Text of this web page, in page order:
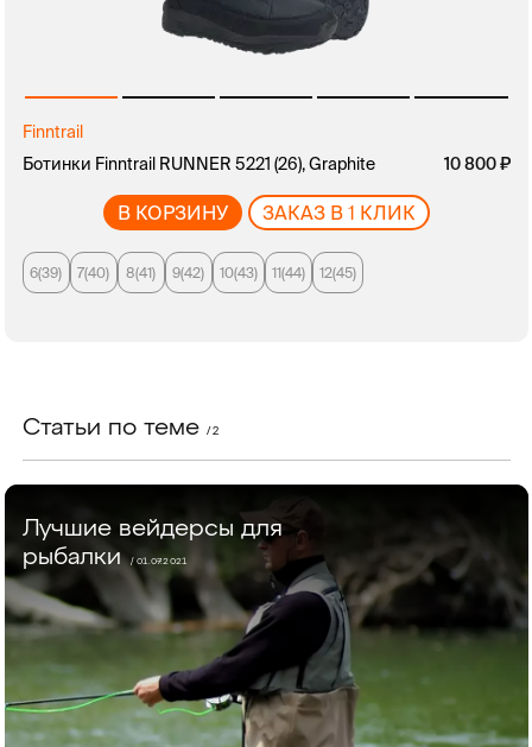
Finntrail
Ботинки Finntrail RUNNER 5221 (26), Graphite
10 800
В КОРЗИНУ ЗАКАЗ В 1 КЛИК
6(39) 7(40) 8(41) 9(42) 10(43) 11(44) 12(45)
Статьи по теме / 2
Лучшие вейдерсы для
рыбалки / 01.07.2021